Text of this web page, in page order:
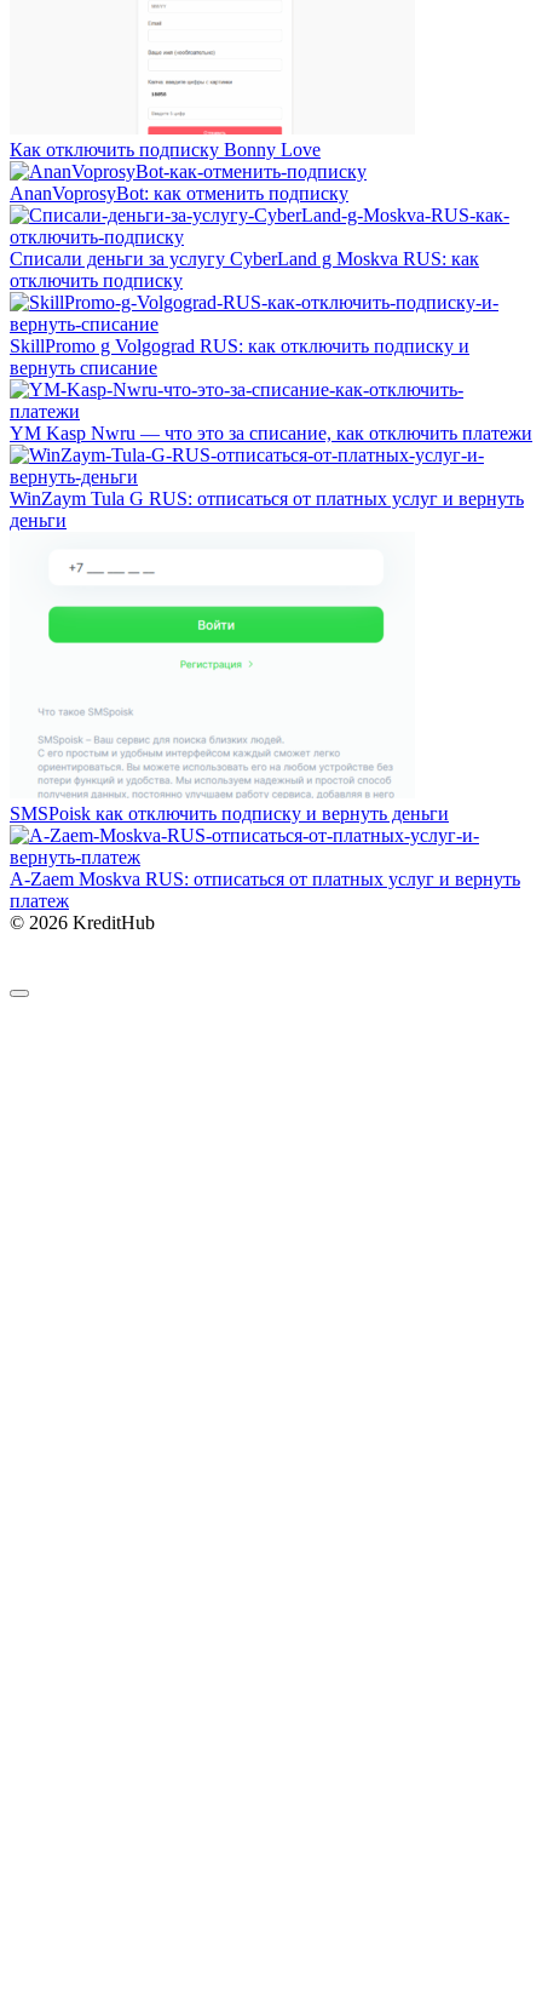
Как отключить подписку Bonny Love
AnanVoprosyBot: как отменить подписку
Списали деньги за услугу CyberLand g Moskva RUS: как
отключить подписку
SkillPromo g Volgograd RUS: как отключить подписку и
вернуть списание
YM Kasp Nwru — что это за списание, как отключить платежи
WinZaym Tula G RUS: отписаться от платных услуг и вернуть
деньги
SMSPoisk как отключить подписку и вернуть деньги
A-Zaem Moskva RUS: отписаться от платных услуг и вернуть
платеж
© 2026 KreditHub